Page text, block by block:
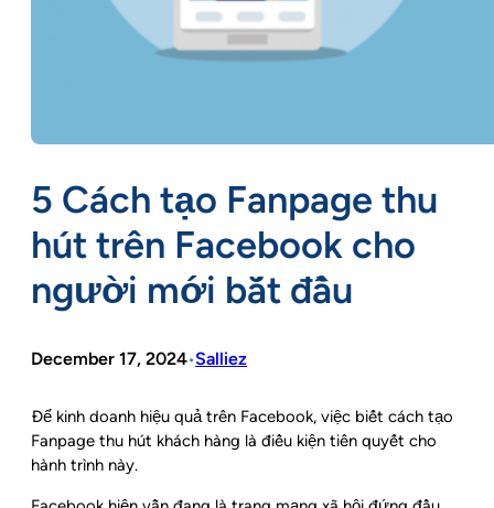
5 Cách tạo Fanpage thu
hút trên Facebook cho
người mới bắt đầu
December 17, 2024•Salliez
Để kinh doanh hiệu quả trên Facebook, việc biết cách tạo
Fanpage thu hút khách hàng là điều kiện tiên quyết cho
hành trình này.